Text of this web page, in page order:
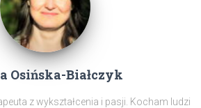
Osińska-Białczyk
z wykształcenia i pasji. Kocham ludzi